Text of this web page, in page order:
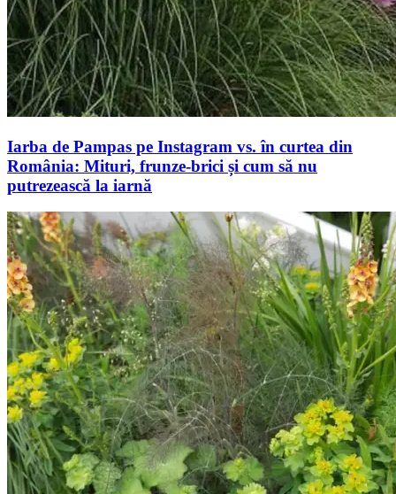
Iarba de Pampas pe Instagram vs. în curtea din
România: Mituri, frunze-brici și cum să nu
putrezească la iarnă